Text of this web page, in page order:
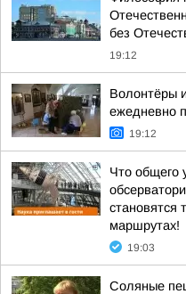
без
19:12
Волонтёры
ежедневно
19:12
Что общего
становятся
маршрутах!
19:03
Соляные